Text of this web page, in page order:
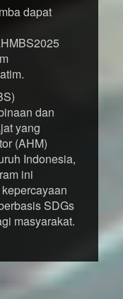
dapat
dan
yang
(AHM)
Indonesia,
ini
SDGs
masyarakat.